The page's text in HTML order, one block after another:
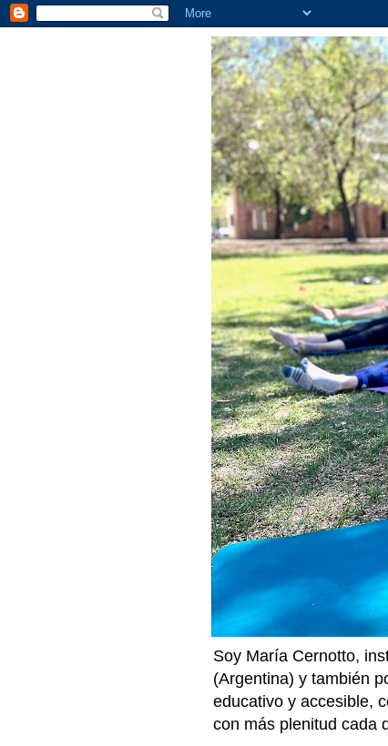
Soy María Cernotto,
(Argentina) y también
educativo y accesible,
con más plenitud cada